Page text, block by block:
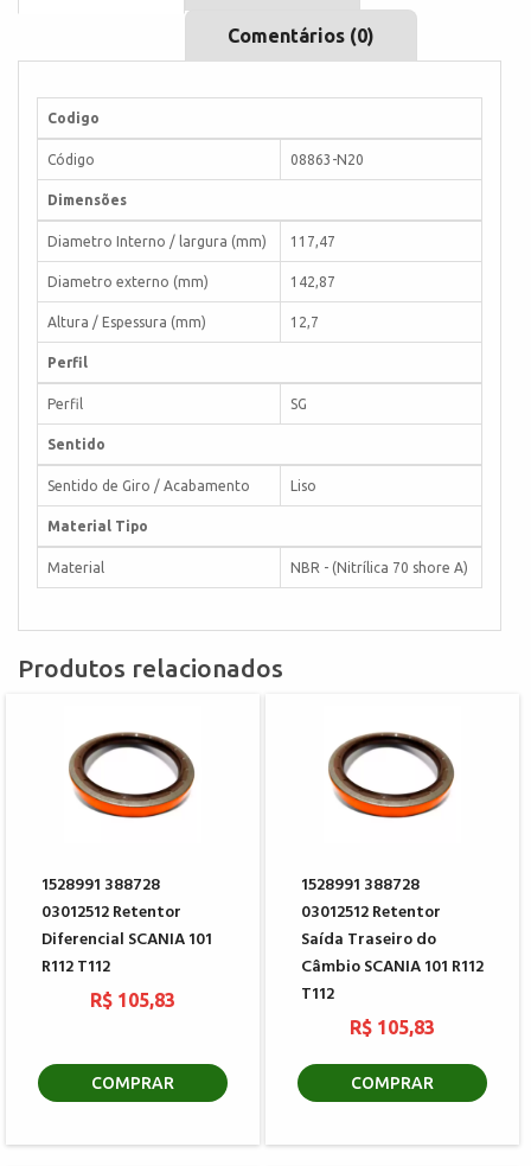
Comentários (0)
Codigo
Código 08863-N20
Dimensões
Diametro Interno / largura (mm) 117,47
Diametro externo (mm) 142,87
Altura / Espessura (mm) 12,7
Perfil
Perfil SG
Sentido
Sentido de Giro / Acabamento Liso
Material Tipo
Material NBR - (Nitrílica 70 shore A)
Produtos relacionados
1528991 388728
03012512 Retentor
Diferencial SCANIA 101
R112 T112
R$ 105,83
COMPRAR
1528991 388728
03012512 Retentor
Saída Traseiro do
Câmbio SCANIA 101 R112
T112
R$ 105,83
COMPRAR